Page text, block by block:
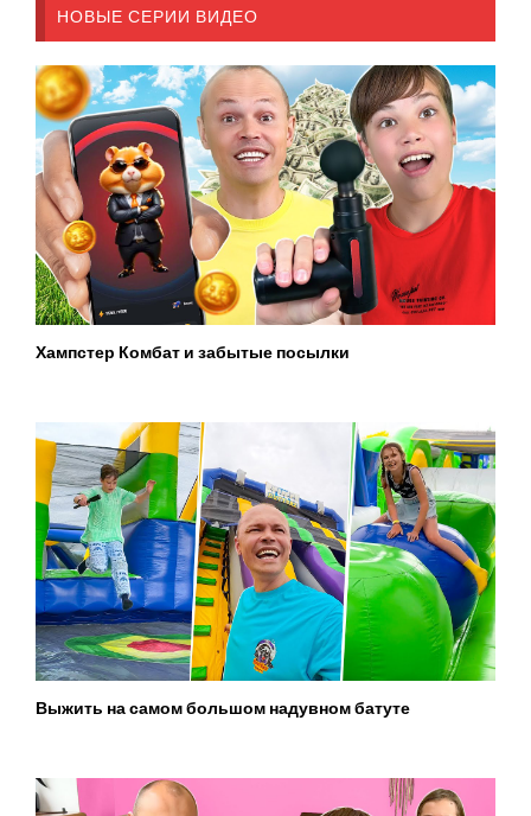
НОВЫЕ СЕРИИ ВИДЕО
Хампстер Комбат и забытые посылки
Выжить на самом большом надувном батуте